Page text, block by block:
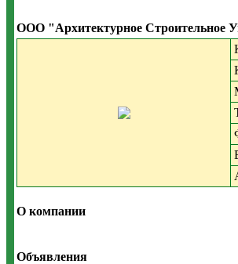
ООО "Архитектурное Строительное
О компании
Объявления